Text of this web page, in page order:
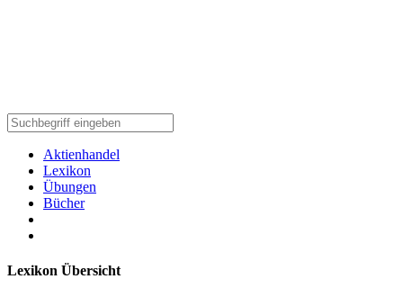
Aktienhandel
Lexikon
Übungen
Bücher
Lexikon Übersicht